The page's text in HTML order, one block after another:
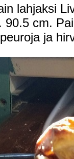
lahjaksi
90.5 cm.
ja